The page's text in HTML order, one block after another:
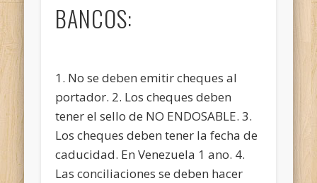
BANCOS:
1. No se deben emitir cheques al
portador. 2. Los cheques deben
tener el sello de NO ENDOSABLE. 3.
Los cheques deben tener la fecha de
caducidad. En Venezuela 1 ano. 4.
Las conciliaciones se deben hacer